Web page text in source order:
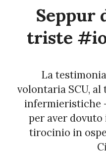
Seppur
triste
La
volontaria SCU,
infermieristiche
per aver
tirocinio in